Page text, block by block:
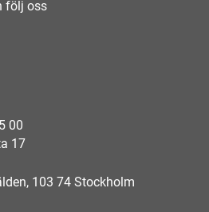
följ oss
00
17
103 74 Stockholm